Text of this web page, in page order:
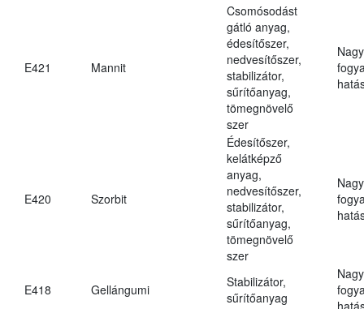
E421 Mannit
Csomósodást
gátló anyag,
édesítőszer,
nedvesítőszer,
stabilizátor,
sűrítőanyag,
tömegnövelő
szer
E420 Szorbit
Édesítőszer,
kelátképző
anyag,
nedvesítőszer,
stabilizátor,
sűrítőanyag,
tömegnövelő
szer
E418 Gellángumi
Stabilizátor,
sűrítőanyag